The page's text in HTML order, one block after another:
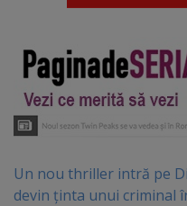
Un nou thriller intră pe
devin ținta unui criminal